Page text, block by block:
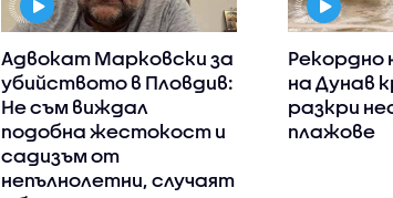
Адвокат Марковски за
убийството в Пловдив:
Не съм виждал
подобна жестокост и
садизъм от
непълнолетни, случаят
Рекордно
на Дунав
разкри
плажове